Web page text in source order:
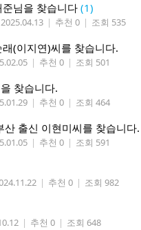
님을 찾습니다 (1)
2025.04.13 | 추천 0 | 조회 535
(이지연)씨를 찾습니다.
| 추천 0 | 조회 501
찾습니다.
| 추천 0 | 조회 464
산 출신 이현미씨를 찾습니다.
| 추천 0 | 조회 591
| 추천 0 | 조회 982
| 추천 0 | 조회 648